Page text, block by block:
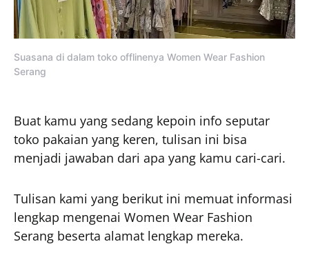
Suasana di dalam toko offlinenya Women Wear Fashion
Serang
Buat kamu yang sedang kepoin info seputar
toko pakaian yang keren, tulisan ini bisa
menjadi jawaban dari apa yang kamu cari-cari.
Tulisan kami yang berikut ini memuat informasi
lengkap mengenai Women Wear Fashion
Serang beserta alamat lengkap mereka.